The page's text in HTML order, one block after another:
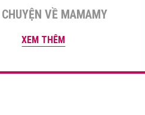
CHUYỆN VỀ MAMAMY
XEM THÊM